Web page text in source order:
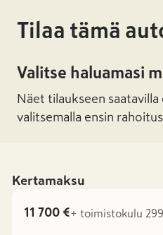
Tilaa tämä
Valitse haluamasi
Näet tilaukseen
valitsemalla ensin
Kertamaksu
11 700 €+ toimistokulu